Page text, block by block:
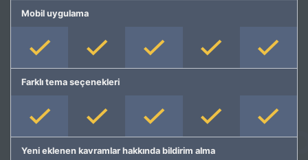
Mobil uygulama
Farklı tema seçenekleri
Yeni eklenen kavramlar hakkında bildirim alma